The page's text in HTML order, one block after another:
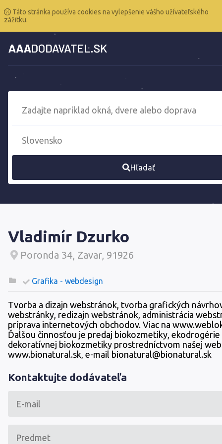
Táto stránka používa cookies na vylepšenie vášho užívateľského
zážitku.
Hľadať
Vladimír Dzurko
Poronda 34, Zavar, 91926
Grafika - webdesign
Tvorba a dizajn webstránok, tvorba grafických
webstránky, redizajn webstránok, administrácia
príprava internetových obchodov. Viac na
Ďalšou činnosťou je predaj biokozmetiky, ekodrogérie
dekoratívnej biokozmetiky prostredníctvom našej
www.bionatural.sk, e-mail bionatural@bionatural.sk
Kontaktujte dodávateľa